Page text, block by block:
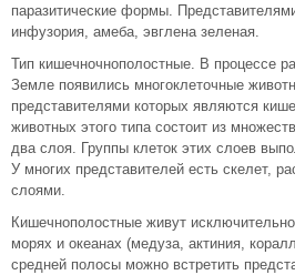
паразитические формы.
инфузория, амеба, эвглена зеленая.
Тип кишечночнополостные. В процессе
Земле появились многоклеточные
представителями которых являются
животных этого типа состоит из
два слоя. Группы клеток этих слоев
У многих представителей есть скелет,
слоями.
Кишечнополостные живут
морях и океанах (медуза, актиния,
средней полосы можно встретить